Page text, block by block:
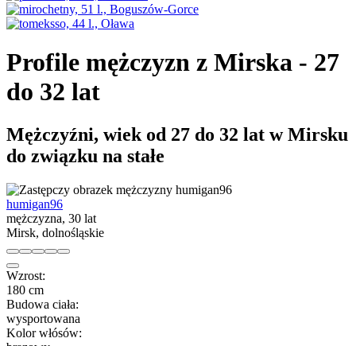
Profile mężczyzn z Mirska - 27
do 32 lat
Mężczyźni, wiek od 27 do 32 lat w Mirsku
do związku na stałe
humigan96
mężczyzna, 30 lat
Mirsk, dolnośląskie
Wzrost:
180 cm
Budowa ciała:
wysportowana
Kolor włósów: